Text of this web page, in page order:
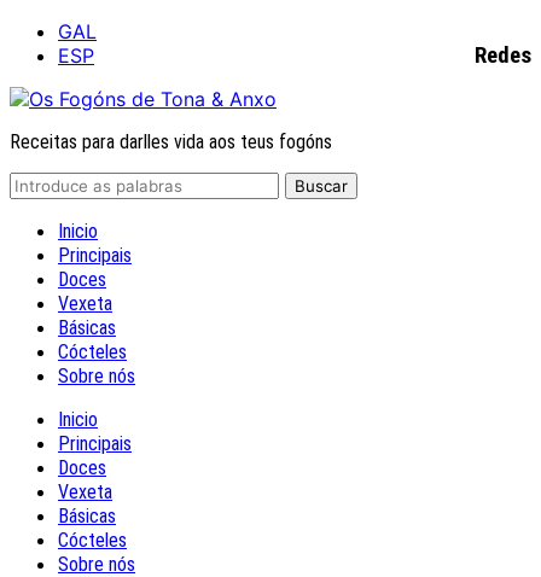
Redes
GAL
ESP
Receitas para darlles vida aos teus fogóns
Inicio
Principais
Doces
Vexeta
Básicas
Cócteles
Sobre nós
Inicio
Principais
Doces
Vexeta
Básicas
Cócteles
Sobre nós